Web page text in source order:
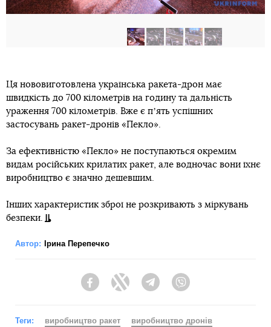
Ця нововиготовлена українська ракета-дрон має
швидкість до 700 кілометрів на годину та дальність
ураження 700 кілометрів. Вже є пʼять успішних
застосувань ракет-дронів «Пекло».
За ефективністю «Пекло» не поступаються окремим
видам російських крилатих ракет, але водночас вони їхнє
виробництво є значно дешевшим.
Інших характеристик зброї не розкривають з міркувань
безпеки.
Автор: Ірина Перепечко
FacebookTwitter Telegram
Теги: виробництво ракет виробництво дронів